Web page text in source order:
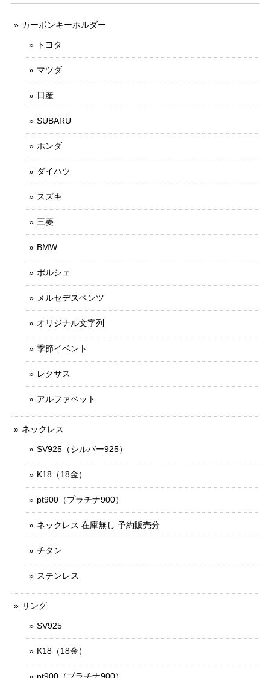
カーボンキーホルダー
トヨタ
マツダ
日産
SUBARU
ホンダ
ダイハツ
スズキ
三菱
BMW
ポルシェ
メルセデスベンツ
オリジナル文字列
季節イベント
レクサス
アルファベット
ネックレス
SV925（シルバー925）
K18（18金）
pt900（プラチナ900）
ネックレス 在庫無し 予約販売分
チタン
ステンレス
リング
SV925
K18（18金）